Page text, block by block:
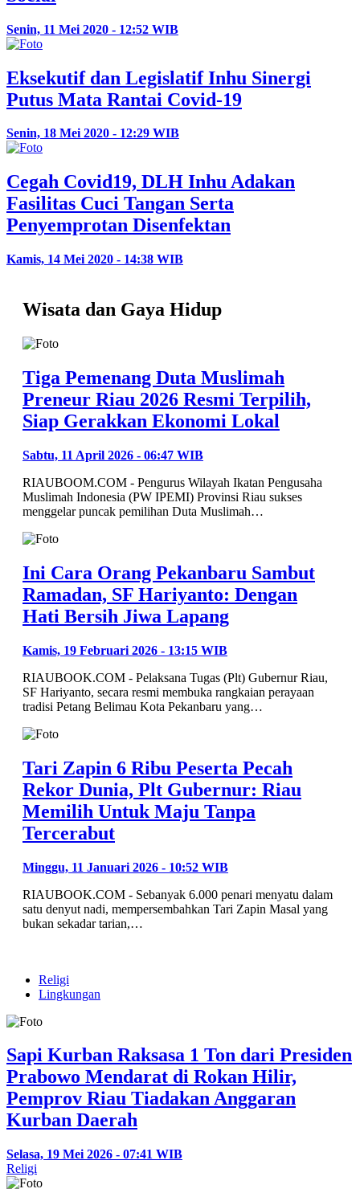
Senin, 11 Mei 2020 - 12:52 WIB
Eksekutif dan Legislatif Inhu Sinergi
Putus Mata Rantai Covid-19
Senin, 18 Mei 2020 - 12:29 WIB
Cegah Covid19, DLH Inhu Adakan
Fasilitas Cuci Tangan Serta
Penyemprotan Disenfektan
Kamis, 14 Mei 2020 - 14:38 WIB
Wisata dan Gaya Hidup
Tiga Pemenang Duta Muslimah
Preneur Riau 2026 Resmi Terpilih,
Siap Gerakkan Ekonomi Lokal
Sabtu, 11 April 2026 - 06:47 WIB
RIAUBOOM.COM - Pengurus Wilayah Ikatan Pengusaha
Muslimah Indonesia (PW IPEMI) Provinsi Riau sukses
menggelar puncak pemilihan Duta Muslimah…
Ini Cara Orang Pekanbaru Sambut
Ramadan, SF Hariyanto: Dengan
Hati Bersih Jiwa Lapang
Kamis, 19 Februari 2026 - 13:15 WIB
RIAUBOOK.COM - Pelaksana Tugas (Plt) Gubernur Riau,
SF Hariyanto, secara resmi membuka rangkaian perayaan
tradisi Petang Belimau Kota Pekanbaru yang…
Tari Zapin 6 Ribu Peserta Pecah
Rekor Dunia, Plt Gubernur: Riau
Memilih Untuk Maju Tanpa
Tercerabut
Minggu, 11 Januari 2026 - 10:52 WIB
RIAUBOOK.COM - Sebanyak 6.000 penari menyatu dalam
satu denyut nadi, mempersembahkan Tari Zapin Masal yang
bukan sekadar tarian,…
Religi
Lingkungan
Sapi Kurban Raksasa 1 Ton dari Presiden
Prabowo Mendarat di Rokan Hilir,
Pemprov Riau Tiadakan Anggaran
Kurban Daerah
Selasa, 19 Mei 2026 - 07:41 WIB
Religi